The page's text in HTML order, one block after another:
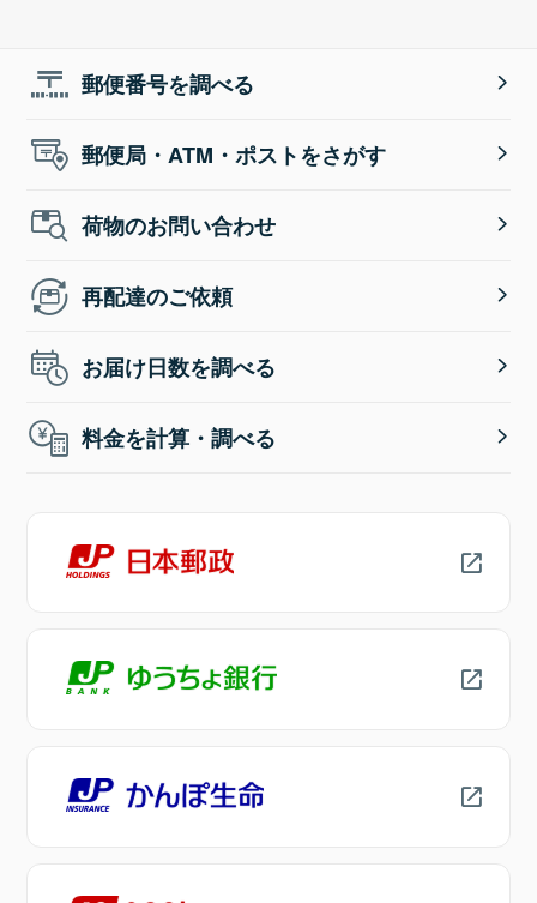
郵便番号を調べる
郵便局・ATM・ポストをさがす
荷物のお問い合わせ
再配達のご依頼
お届け日数を調べる
料金を計算・調べる